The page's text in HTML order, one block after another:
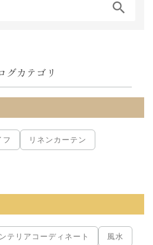
グカテゴリ
フ リネンカーテン
テリアコーディネート 風水